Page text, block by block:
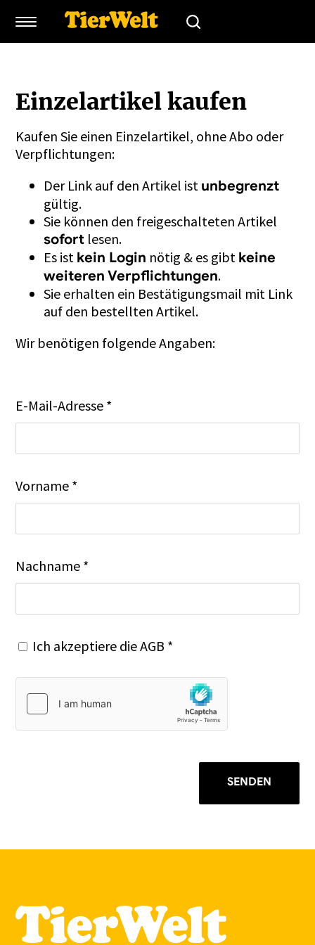
Einzelartikel kaufen
Kaufen Sie einen Einzelartikel, ohne Abo oder
Verpflichtungen:
Der Link auf den Artikel ist unbegrenzt
gültig.
Sie können den freigeschalteten Artikel
sofort lesen.
Es ist kein Login nötig & es gibt keine
weiteren Verpflichtungen.
Sie erhalten ein Bestätigungsmail mit Link
auf den bestellten Artikel.
Wir benötigen folgende Angaben:
E-Mail-Adresse *
Vorname *
Nachname *
Ich akzeptiere dieAGB *
SENDEN